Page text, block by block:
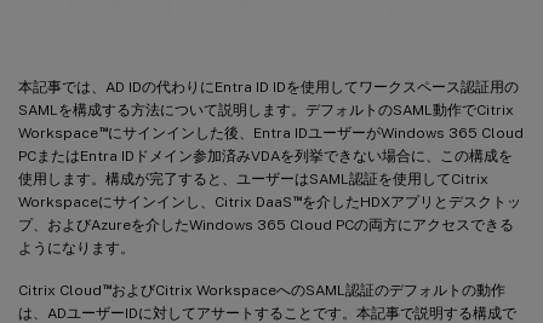
本記事では、AD IDの代わりにEntra ID IDを使用してワークスペース認証用の
SAMLを構成する方法について説明します。デフォルトのSAML動作でCitrix
Workspace™にサインインした後、Entra IDユーザーがWindows 365 Cloud
PCまたはEntra IDドメイン参加済みVDAを列挙できない場合に、この構成を
使用します。構成が完了すると、ユーザーはSAML認証を使用してCitrix
Workspaceにサインインし、Citrix DaaS ™を介したHDXアプリとデスクトッ
プ、およびAzureを介したWindows 365 Cloud PCの両方にアクセスできる
ようになります。
Citrix Cloud ™およびCitrix WorkspaceへのSAML認証のデフォルトの動作
は、ADユーザーIDに対してアサートすることです。本記事で説明する構成で